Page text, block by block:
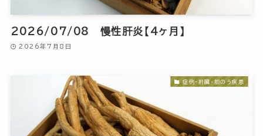
2026/07/08 慢性肝炎【4ヶ月】
2026年7月8日
症例-肝臓・胆のう疾患